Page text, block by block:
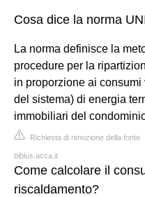
Cosa dice la norma
La norma definisce la
procedure per la
in proporzione ai
del sistema) di energia
immobiliari del
Richiesta di rimozione della fonte
biblus.acca.it
Come calcolare il
riscaldamento?